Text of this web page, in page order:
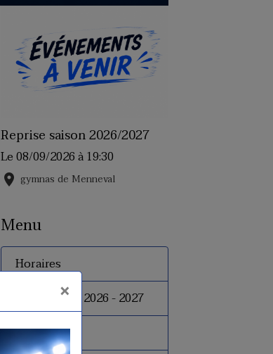
Reprise saison 2026/2027
Le 08/09/2026à 19:30
gymnas de Menneval
Menu
Horaires
Inscriptions 2026 - 2027
Tarifs
×